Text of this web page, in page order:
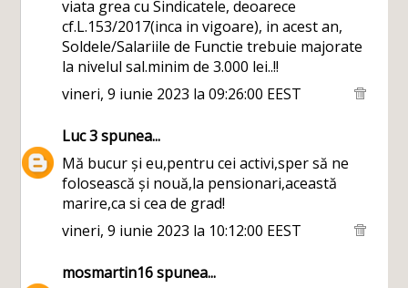
viata grea cu Sindicatele, deoarece
cf.L.153/2017(inca in vigoare), in acest an,
Soldele/Salariile de Functie trebuie majorate
la nivelul sal.minim de 3.000 lei..!!
vineri, 9 iunie 2023 la 09:26:00 EEST
Luc 3spunea...
Mă bucur și eu,pentru cei activi,sper să ne
folosească și nouă,la pensionari,această
marire,ca si cea de grad!
vineri, 9 iunie 2023 la 10:12:00 EEST
mosmartin16spunea...